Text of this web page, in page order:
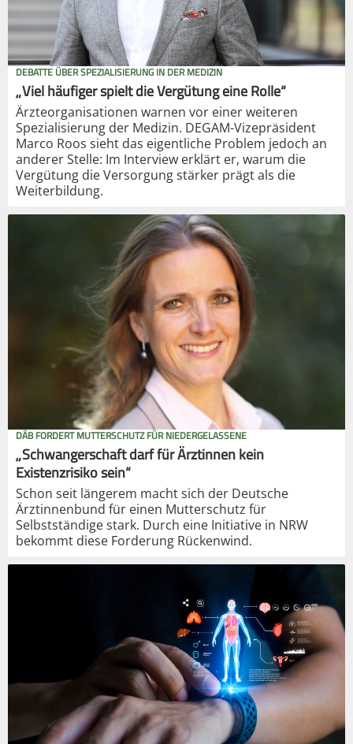
DEBATTE ÜBER SPEZIALISIERUNG IN DER MEDIZIN
„Viel häufiger spielt die Vergütung eine Rolle“
Ärzteorganisationen warnen vor einer weiteren
Spezialisierung der Medizin. DEGAM-Vizepräsident
Marco Roos sieht das eigentliche Problem jedoch an
anderer Stelle: Im Interview erklärt er, warum die
Vergütung die Versorgung stärker prägt als die
Weiterbildung.
DÄB FORDERT MUTTERSCHUTZ FÜR NIEDERGELASSENE
„Schwangerschaft darf für Ärztinnen kein
Existenzrisiko sein“
Schon seit längerem macht sich der Deutsche
Ärztinnenbund für einen Mutterschutz für
Selbstständige stark. Durch eine Initiative in NRW
bekommt diese Forderung Rückenwind.